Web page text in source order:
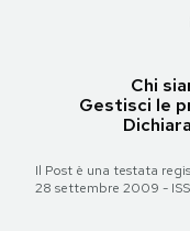
Chi
Gestisci le
Il Post è una testata
28 settembre 2009 -